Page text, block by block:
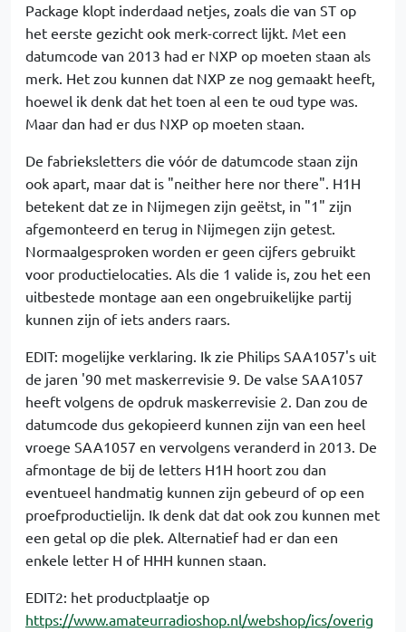
Package klopt inderdaad netjes, zoals die van ST op
het eerste gezicht ook merk-correct lijkt. Met een
datumcode van 2013 had er NXP op moeten staan als
merk. Het zou kunnen dat NXP ze nog gemaakt heeft,
hoewel ik denk dat het toen al een te oud type was.
Maar dan had er dus NXP op moeten staan.
De fabrieksletters die vóór de datumcode staan zijn
ook apart, maar dat is "neither here nor there". H1H
betekent dat ze in Nijmegen zijn geëtst, in "1" zijn
afgemonteerd en terug in Nijmegen zijn getest.
Normaalgesproken worden er geen cijfers gebruikt
voor productielocaties. Als die 1 valide is, zou het een
uitbestede montage aan een ongebruikelijke partij
kunnen zijn of iets anders raars.
EDIT: mogelijke verklaring. Ik zie Philips SAA1057's uit
de jaren '90 met maskerrevisie 9. De valse SAA1057
heeft volgens de opdruk maskerrevisie 2. Dan zou de
datumcode dus gekopieerd kunnen zijn van een heel
vroege SAA1057 en vervolgens veranderd in 2013. De
afmontage de bij de letters H1H hoort zou dan
eventueel handmatig kunnen zijn gebeurd of op een
proefproductielijn. Ik denk dat dat ook zou kunnen met
een getal op die plek. Alternatief had er dan een
enkele letter H of HHH kunnen staan.
EDIT2: het productplaatje op
https://www.amateurradioshop.nl/webshop/ics/overig